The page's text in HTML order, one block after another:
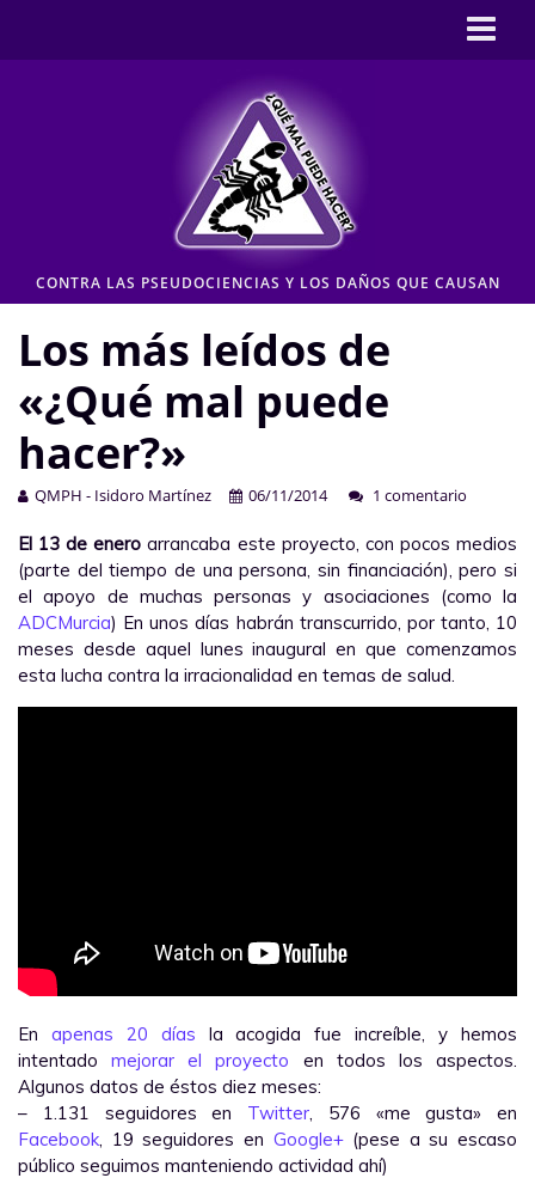
Pseudociencia en medios
Pseudociencia institucional
CONTACTO
Moderación de comentarios
Aviso legal y Política de privacidad
CONTRA LAS PSEUDOCIENCIAS Y LOS DAÑOS QUE CAUSAN
Los más leídos de
«¿Qué mal puede
hacer?»
QMPH - Isidoro Martínez 06/11/2014 1 comentario
El 13 de enero arrancaba este proyecto, con pocos medios
(parte del tiempo de una persona, sin financiación), pero si
el apoyo de muchas personas y asociaciones (como la
ADCMurcia) En unos días habrán transcurrido, por tanto, 10
meses desde aquel lunes inaugural en que comenzamos
esta lucha contra la irracionalidad en temas de salud.
En apenas 20 días la acogida fue increíble, y hemos
intentadomejorar el proyecto en todos los aspectos.
Algunos datos de éstos diez meses:
– 1.131 seguidores en Twitter, 576 «me gusta» en
Facebook, 19 seguidores en Google+(pese a su escaso
público seguimos manteniendo actividad ahí)